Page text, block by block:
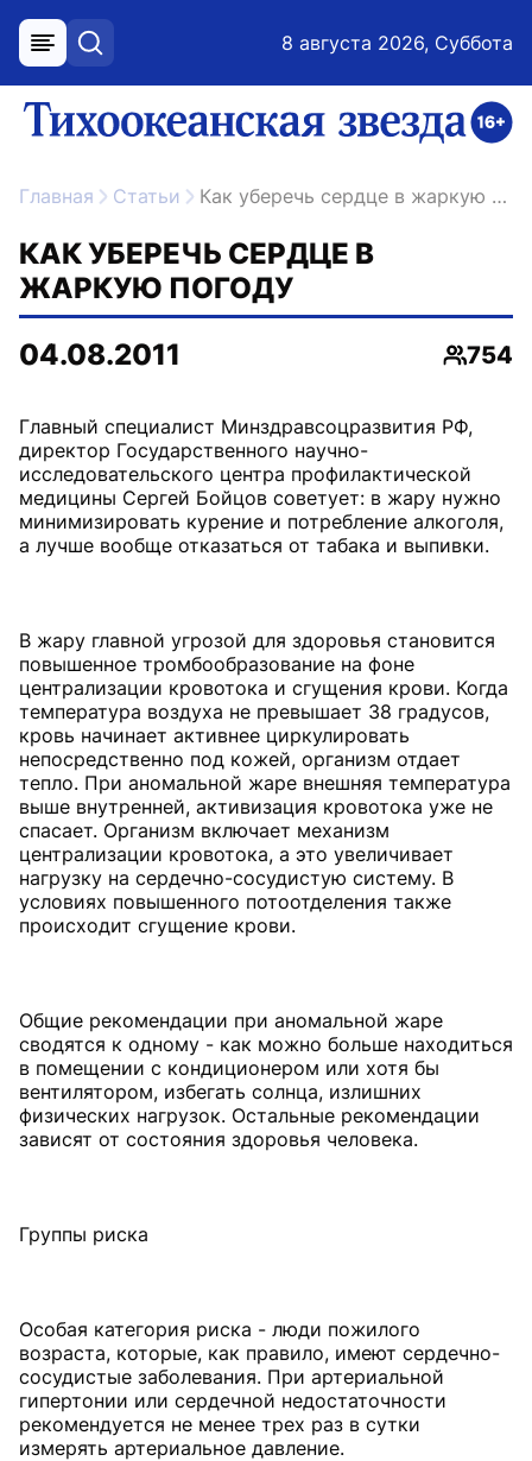
меню поиск 8 августа 2026, Суббота
ссылка на главную
Главная Статьи Как уберечь сердце в жаркую погоду
КАК УБЕРЕЧЬ СЕРДЦЕ В
ЖАРКУЮ ПОГОДУ
04.08.2011
754
Главный специалист Минздравсоцразвития РФ,
директор Государственного научно-
исследовательского центра профилактической
медицины Сергей Бойцов советует: в жару нужно
минимизировать курение и потребление алкоголя,
а лучше вообще отказаться от табака и выпивки.
В жару главной угрозой для здоровья становится
повышенное тромбообразование на фоне
централизации кровотока и сгущения крови. Когда
температура воздуха не превышает 38 градусов,
кровь начинает активнее циркулировать
непосредственно под кожей, организм отдает
тепло. При аномальной жаре внешняя температура
выше внутренней, активизация кровотока уже не
спасает. Организм включает механизм
централизации кровотока, а это увеличивает
нагрузку на сердечно-сосудистую систему. В
условиях повышенного потоотделения также
происходит сгущение крови.
Общие рекомендации при аномальной жаре
сводятся к одному - как можно больше находиться
в помещении с кондиционером или хотя бы
вентилятором, избегать солнца, излишних
физических нагрузок. Остальные рекомендации
зависят от состояния здоровья человека.
Группы риска
Особая категория риска - люди пожилого
возраста, которые, как правило, имеют сердечно-
сосудистые заболевания. При артериальной
гипертонии или сердечной недостаточности
рекомендуется не менее трех раз в сутки
измерять артериальное давление.